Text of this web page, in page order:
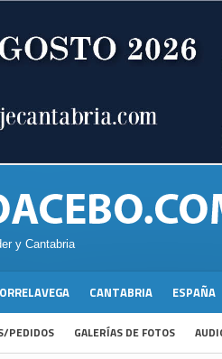
y Cantabria
CANTABRIA ESPAÑA
PEDIDOS GALERÍAS DE FOTOS